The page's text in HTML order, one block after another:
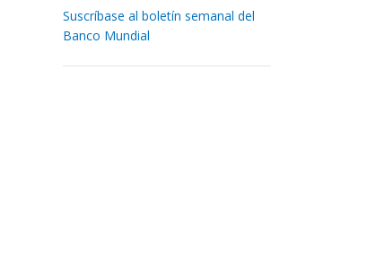
Suscríbase al boletín semanal del
Banco Mundial